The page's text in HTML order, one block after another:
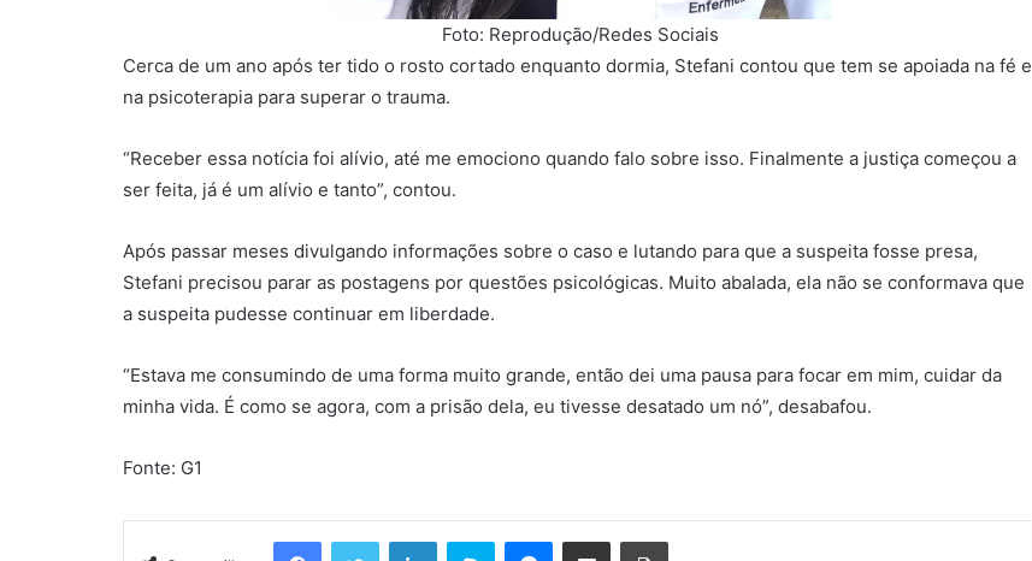
Foto: Reprodução/Redes Sociais
Cerca de um ano após ter tido o rosto cortado enquanto dormia, Stefani contou que tem se apoiada na fé e
na psicoterapia para superar o trauma.
“Receber essa notícia foi alívio, até me emociono quando falo sobre isso. Finalmente a justiça começou a
ser feita, já é um alívio e tanto”, contou.
Após passar meses divulgando informações sobre o caso e lutando para que a suspeita fosse presa,
Stefani precisou parar as postagens por questões psicológicas. Muito abalada, ela não se conformava que
a suspeita pudesse continuar em liberdade.
“Estava me consumindo de uma forma muito grande, então dei uma pausa para focar em mim, cuidar da
minha vida. É como se agora, com a prisão dela, eu tivesse desatado um nó”, desabafou.
Fonte: G1
FacebookTwitter LinkedinSkype Messenger
Compartilhar via e-mail Imprimir